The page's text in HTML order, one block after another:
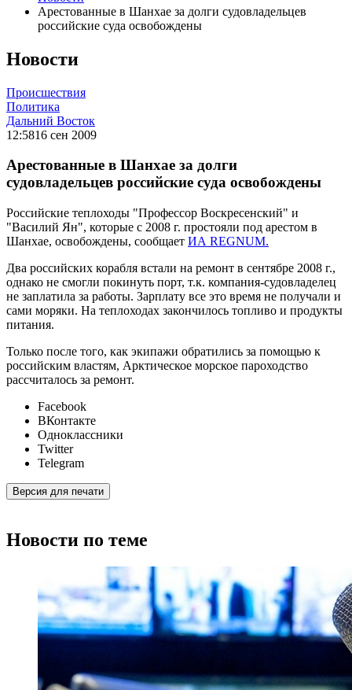
Арестованные в Шанхае за долги судовладельцев
российские суда освобождены
Новости
Происшествия
Политика
Дальний Восток
12:5816 сен 2009
Арестованные в Шанхае за долги
судовладельцев российские суда освобождены
Российские теплоходы "Профессор Воскресенский" и
"Василий Ян", которые с 2008 г. простояли под арестом в
Шанхае, освобождены, сообщает ИА REGNUM.
Два российских корабля встали на ремонт в сентябре 2008 г.,
однако не смогли покинуть порт, т.к. компания-судовладелец
не заплатила за работы. Зарплату все это время не получали и
сами моряки. На теплоходах закончилось топливо и продукты
питания.
Только после того, как экипажи обратились за помощью к
российским властям, Арктическое морское пароходство
рассчиталось за ремонт.
Facebook
ВКонтакте
Одноклассники
Twitter
Telegram
Версия для печати
Новости по теме